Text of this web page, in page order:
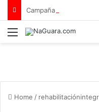
Campaña de
Menu
Home /